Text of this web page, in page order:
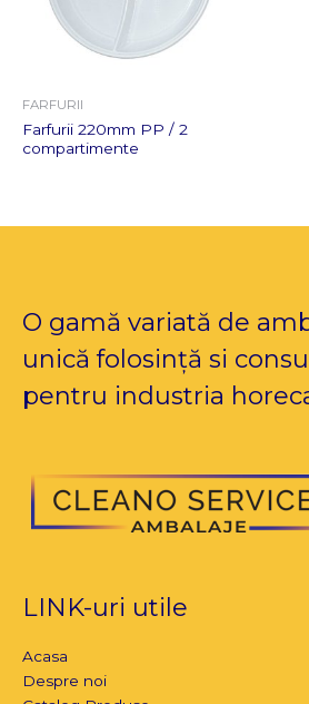
FARFURII
Farfurii 220mm PP / 2
compartimente
O gamă variată de
unică folosință si
pentru industria
LINK-uri utile
Acasa
Despre noi